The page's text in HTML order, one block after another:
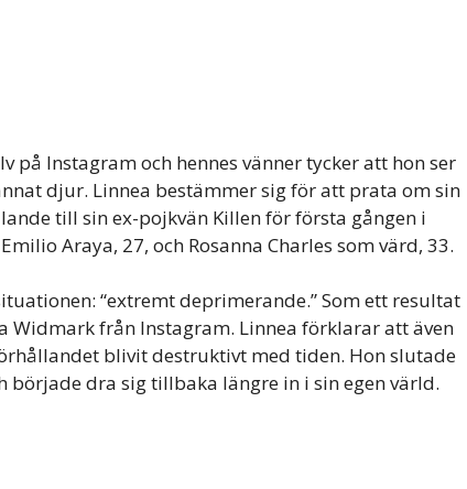
på Instagram och hennes vänner tycker att hon ser
djur. Linnea bestämmer sig för att prata om sin
till sin ex-pojkvän Killen för första gången i
Araya, 27, och Rosanna Charles som värd, 33.
“extremt deprimerande.” Som ett resultat
Widmark från Instagram. Linnea förklarar att även
blivit destruktivt med tiden. Hon slutade
började dra sig tillbaka längre in i sin egen värld.